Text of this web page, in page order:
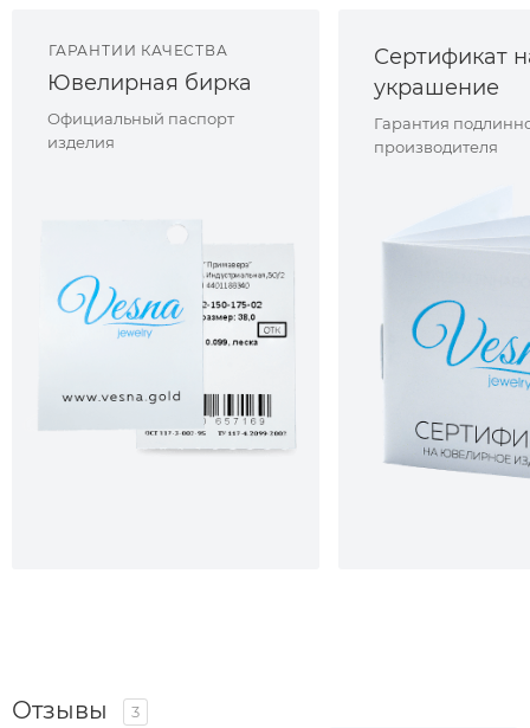
ГАРАНТИИ КАЧЕСТВА
Ювелирная бирка
Официальный паспорт
изделия
Сертификат
украшение
Гарантия
производителя
Отзывы
3